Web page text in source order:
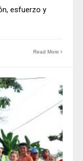
esfuerzo y
Read More